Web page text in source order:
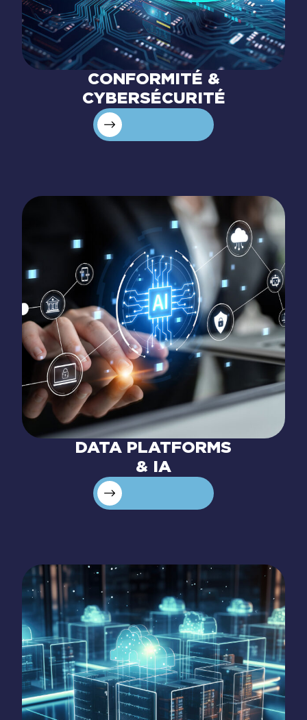
CONFORMITÉ &
CYBERSÉCURITÉ
DATA PLATFORMS
& IA